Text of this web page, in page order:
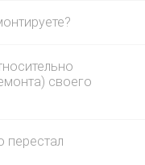
своего
перестал